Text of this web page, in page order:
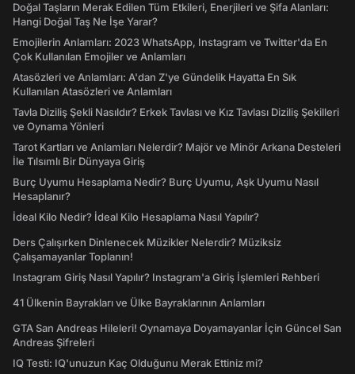
Doğal Taşların Merak Edilen Tüm Etkileri, Enerjileri ve Şifa Alanları:
Hangi Doğal Taş Ne İşe Yarar?
Emojilerin Anlamları: 2023 WhatsApp, Instagram ve Twitter'da En
Çok Kullanılan Emojiler ve Anlamları
Atasözleri ve Anlamları: A'dan Z'ye Gündelik Hayatta En Sık
Kullanılan Atasözleri ve Anlamları
Tavla Diziliş Şekli Nasıldır? Erkek Tavlası ve Kız Tavlası Diziliş Şekilleri
ve Oynama Yönleri
Tarot Kartları ve Anlamları Nelerdir? Majör ve Minör Arkana Desteleri
İle Tılsımlı Bir Dünyaya Giriş
Burç Uyumu Hesaplama Nedir? Burç Uyumu, Aşk Uyumu Nasıl
Hesaplanır?
İdeal Kilo Nedir? İdeal Kilo Hesaplama Nasıl Yapılır?
Ders Çalışırken Dinlenecek Müzikler Nelerdir? Müziksiz
Çalışamayanlar Toplanın!
Instagram Giriş Nasıl Yapılır? Instagram'a Giriş İşlemleri Rehberi
41 Ülkenin Bayrakları ve Ülke Bayraklarının Anlamları
GTA San Andreas Hileleri! Oynamaya Doyamayanlar İçin Güncel San
Andreas Şifreleri
IQ Testi: IQ'unuzun Kaç Olduğunu Merak Ettiniz mi?